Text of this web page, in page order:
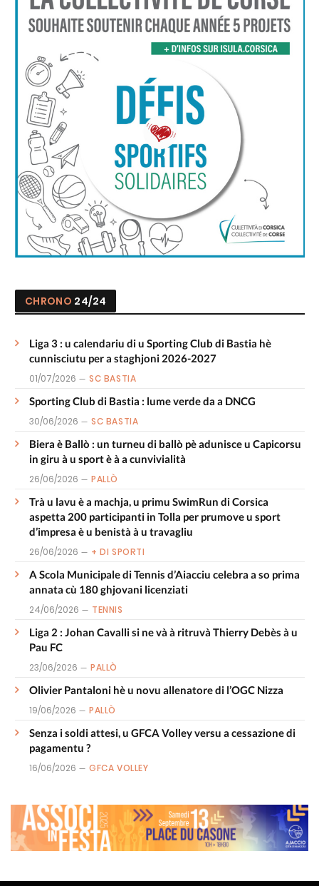
CHRONO 24/24
Liga 3 : u calendariu di u Sporting Club di Bastia hè
cunnisciutu per a staghjoni 2026-2027
01/07/2026 SC BASTIA
Sporting Club di Bastia : lume verde da a DNCG
30/06/2026 SC BASTIA
Biera è Ballò : un turneu di ballò pè adunisce u Capicorsu
in giru à u sport è à a cunvivialità
26/06/2026 PALLÒ
Trà u lavu è a machja, u primu SwimRun di Corsica
aspetta 200 participanti in Tolla per prumove u sport
d’impresa è u benistà à u travagliu
26/06/2026 + DI SPORTI
A Scola Municipale di Tennis d’Aiacciu celebra a so prima
annata cù 180 ghjovani licenziati
24/06/2026 TENNIS
Liga 2 : Johan Cavalli si ne và à ritruvà Thierry Debès à u
Pau FC
23/06/2026 PALLÒ
Olivier Pantaloni hè u novu allenatore di l’OGC Nizza
19/06/2026 PALLÒ
Senza i soldi attesi, u GFCA Volley versu a cessazione di
pagamentu ?
16/06/2026 GFCA VOLLEY